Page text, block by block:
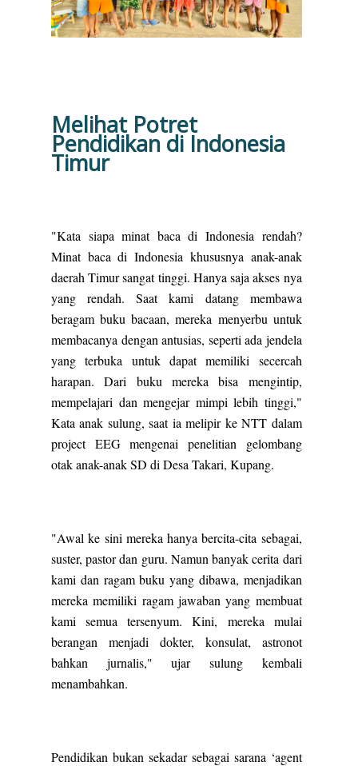
Melihat Potret
Pendidikan di Indonesia
Timur
"Kata siapa minat baca di Indonesia rendah?
Minat baca di Indonesia khususnya anak-anak
daerah Timur sangat tinggi. Hanya saja akses nya
yang rendah. Saat kami datang membawa
beragam buku bacaan, mereka menyerbu untuk
membacanya dengan antusias, seperti ada jendela
yang terbuka untuk dapat memiliki secercah
harapan. Dari buku mereka bisa mengintip,
mempelajari dan mengejar mimpi lebih tinggi,"
Kata anak sulung, saat ia melipir ke NTT dalam
project EEG mengenai penelitian gelombang
otak anak-anak SD di Desa Takari, Kupang.
"Awal ke sini mereka hanya bercita-cita sebagai,
suster, pastor dan guru. Namun banyak cerita dari
kami dan ragam buku yang dibawa, menjadikan
mereka memiliki ragam jawaban yang membuat
kami semua tersenyum. Kini, mereka mulai
berangan menjadi dokter, konsulat, astronot
bahkan jurnalis," ujar sulung kembali
menambahkan.
Pendidikan bukan sekadar sebagai sarana ‘agent